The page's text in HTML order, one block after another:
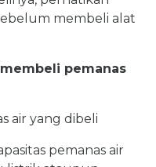
membeli alat
pemanas
air yang dibeli
pemanas air